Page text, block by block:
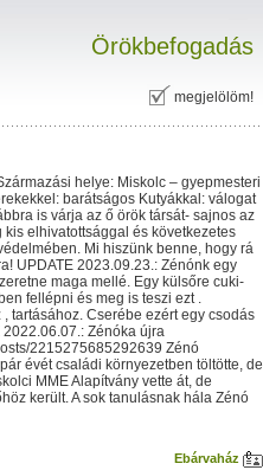
Örökbefogadás
megjelölöm!
helye: Miskolc – gyepmesteri
barátságos Kutyákkal: válogat
is várja az ő örök társát- sajnos az
elhivatottsággal és következetes
Mi hiszünk benne, hogy rá
UPDATE 2023.09.23.: Zénónk egy
maga mellé. Egy külsőre cuki-
fellépni és meg is teszi ezt .
tartásához. Cserébe ezért egy csodás
Zénóka újra
2215275685292639 Zénó
évét családi környezetben töltötte, de
MME Alapítvány vette át, de
került. A sok tanulásnak hála Zénó
Ebárvaház